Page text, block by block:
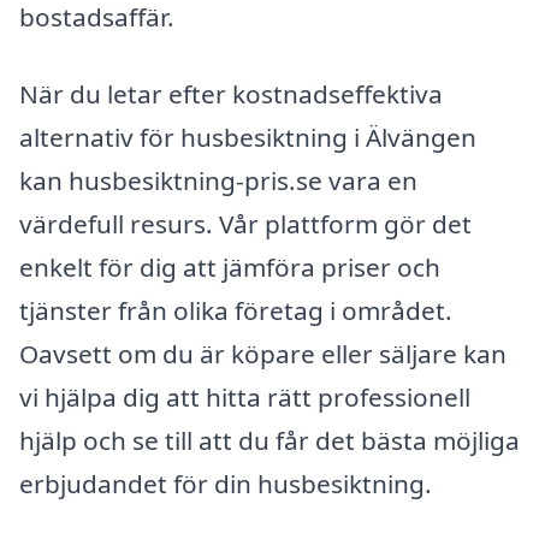
bostadsaffär.
När du letar efter kostnadseffektiva
alternativ för husbesiktning i Älvängen
kan husbesiktning-pris.se vara en
värdefull resurs. Vår plattform gör det
enkelt för dig att jämföra priser och
tjänster från olika företag i området.
Oavsett om du är köpare eller säljare kan
vi hjälpa dig att hitta rätt professionell
hjälp och se till att du får det bästa möjliga
erbjudandet för din husbesiktning.